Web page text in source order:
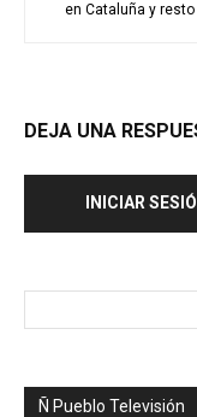
en Cataluña y
DEJA UNA
INICIAR
Ñ Pueblo Televisión